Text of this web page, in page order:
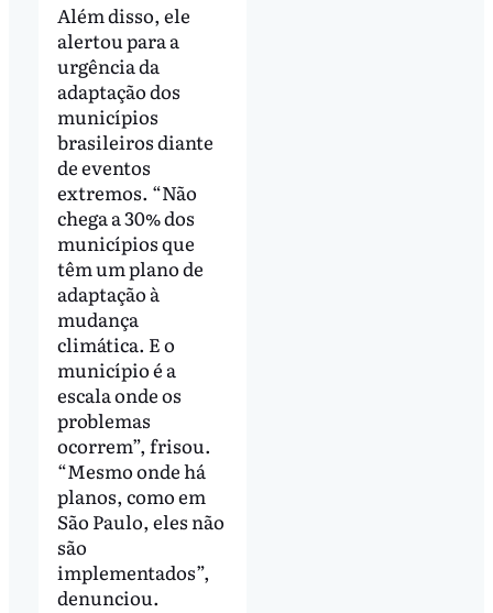
Além disso, ele
alertou para a
urgência da
adaptação dos
municípios
brasileiros diante
de eventos
extremos. “Não
chega a 30% dos
municípios que
têm um plano de
adaptação à
mudança
climática. E o
município é a
escala onde os
problemas
ocorrem”, frisou.
“Mesmo onde há
planos, como em
São Paulo, eles não
são
implementados”,
denunciou.